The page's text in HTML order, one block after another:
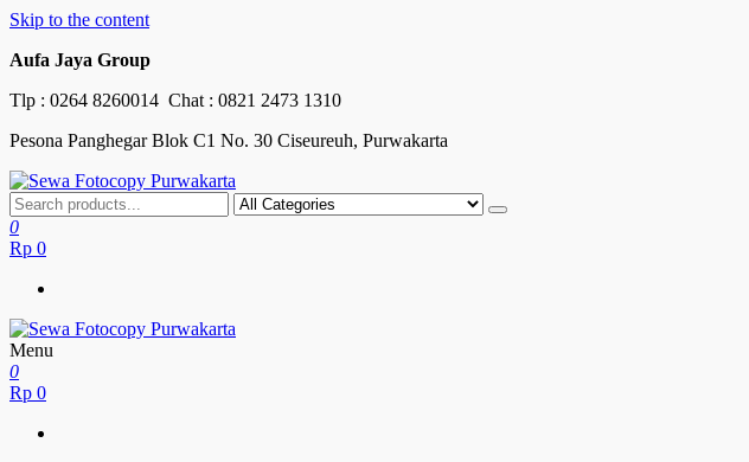
Skip to the content
Aufa Jaya Group
Tlp : 0264 8260014 Chat : 0821 2473 1310
Pesona Panghegar Blok C1 No. 30 Ciseureuh, Purwakarta
Sewa Fotocopy Purwakarta
Free Maintenance
0
Rp 0
Sewa Fotocopy Purwakarta
Free Maintenance
Menu
0
Rp 0